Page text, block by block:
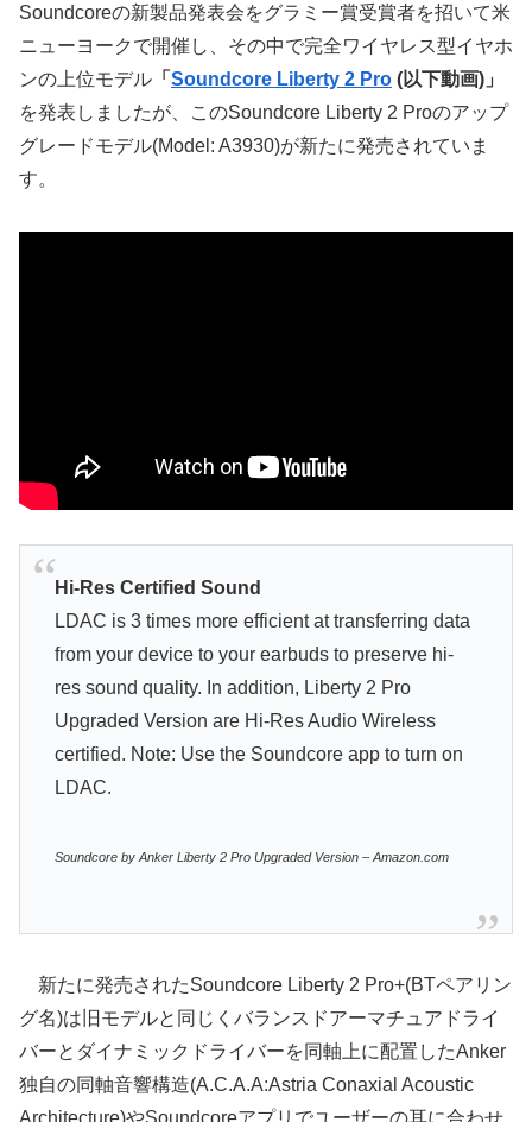
Soundcoreの新製品発表会をグラミー賞受賞者を招いて米
ニューヨークで開催し、その中で完全ワイヤレス型イヤホ
ンの上位モデル 「 Soundcore Liberty 2 Pro (以下動画)」
を発表しましたが、このSoundcore Liberty 2 Proのアップ
グレードモデル(Model: A3930)が新たに発売されていま
す。
Hi-Res Certified Sound
LDAC is 3 times more efficient at transferring data
from your device to your earbuds to preserve hi-
res sound quality. In addition, Liberty 2 Pro
Upgraded Version are Hi-Res Audio Wireless
certified. Note: Use the Soundcore app to turn on
LDAC.
Soundcore by Anker Liberty 2 Pro Upgraded Version – Amazon.com
新たに発売されたSoundcore Liberty 2 Pro+(BTペアリン
グ名)は旧モデルと同じくバランスドアーマチュアドライ
バーとダイナミックドライバーを同軸上に配置したAnker
独自の同軸音響構造(A.C.A.A:Astria Conaxial Acoustic
Architecture)やSoundcoreアプリでユーザーの耳に合わせ